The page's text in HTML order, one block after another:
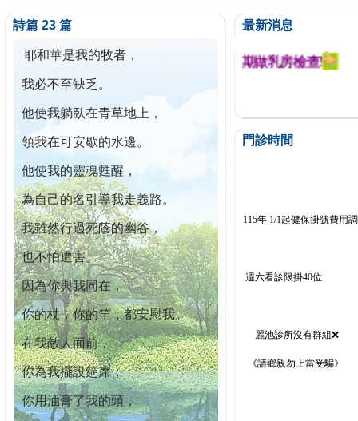
詩篇 23 篇
耶和華是我的牧者，
我必不至缺乏。
他使我躺臥在青草地上，
領我在可安歇的水邊。
他使我的靈魂甦醒，
為自己的名引導我走義路。
我雖然行過死蔭的幽谷，
也不怕遭害。
因為你與我同在，
你的杖，你的竿，都安慰我。
在我敵人面前，
你為我擺設筵席；
你用油膏了我的頭，
最新消息
今已篩檢出1700位乳癌患者,提醒您定期做乳房檢查!
門診時間
115年 1/1起健保掛號費用
週六看診限掛40位
麗池診所沒有群組❌
《請鄉親勿上當受騙》